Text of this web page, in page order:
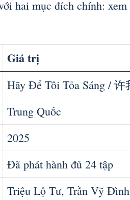
hai mục đích chính:
Giá trị
Hãy Để Tôi Tỏa Sáng / 许
Trung Quốc
2025
Đã phát hành đủ 24 tập
Triệu Lộ Tư, Trần Vỹ Đình